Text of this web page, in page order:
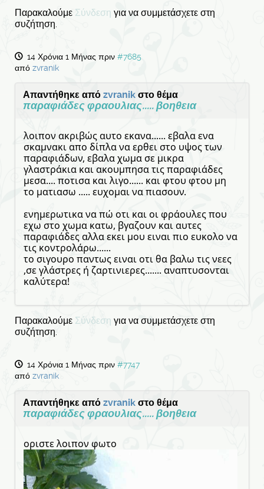
Παρακαλούμε Σύνδεση για να συμμετάσχετε στη
συζήτηση.
14 Χρόνια 1 Μήνας πριν #7685
από zvranik
Απαντήθηκε από zvranik στο θέμα
παραφιάδες φραουλιας..... βοηθεια
λοιπον ακριβώς αυτο εκανα...... εβαλα ενα
σκαμνακι απο δίπλα να ερθει στο υψος των
παραφιάδων, εβαλα χωμα σε μικρα
γλαστράκια και ακουμπησα τις παραφιάδες
μεσα.... ποτισα και λιγο...... και φτου φτου μη
το ματιασω ..... ευχομαι να πιασουν.
ενημερωτικα να πώ οτι και οι φράουλες που
εχω στο χωμα κατω, βγαζουν και αυτες
παραφιάδες αλλα εκει μου ειναι πιο ευκολο να
τις κοντρολάρω......
το σιγουρο παντως ειναι οτι θα βαλω τις νεες
,σε γλάστρες ή ζαρτινιερες....... αναπτυσονται
καλύτερα!
Παρακαλούμε Σύνδεση για να συμμετάσχετε στη
συζήτηση.
14 Χρόνια 1 Μήνας πριν #7747
από zvranik
Απαντήθηκε από zvranik στο θέμα
παραφιάδες φραουλιας..... βοηθεια
οριστε λοιπον φωτο